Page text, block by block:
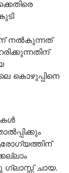
നല്‍കുന്നത്
കൊഴുപ്പിനെ
ഗ്ലാസ്സ് ചായ.